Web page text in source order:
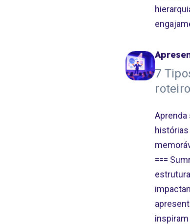
7
roteiro
===
inspiram